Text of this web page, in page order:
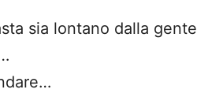
sia lontano dalla gente